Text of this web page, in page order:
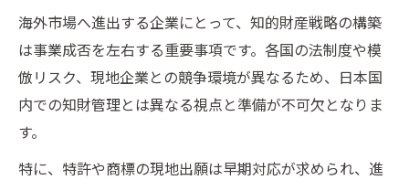
海外市場へ進出する企業にとって、知的財産戦略の構築
は事業成否を左右する重要事項です。各国の法制度や模
倣リスク、現地企業との競争環境が異なるため、日本国
内での知財管理とは異なる視点と準備が不可欠となりま
す。
特に、特許や商標の現地出願は早期対応が求められ、進